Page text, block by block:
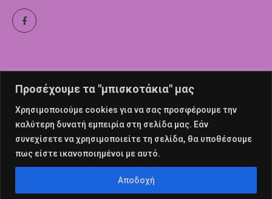
Προσέχουμε τα "μπισκοτάκια" μας
Χρησιμοποιούμε cookies για να σας προσφέρουμε την
καλύτερη δυνατή εμπειρία στη σελίδα μας. Εάν
συνεχίσετε να χρησιμοποιείτε τη σελίδα, θα υποθέσουμε
πως είστε ικανοποιημένοι με αυτό.
Αποδοχή
© nailswalk 2022. All Rights Reserved